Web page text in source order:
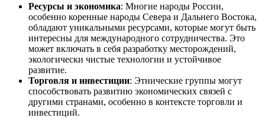
Ресурсы и экономика: Многие народы России,
особенно коренные народы Севера и Дальнего Востока,
обладают уникальными ресурсами, которые могут быть
интересны для международного сотрудничества. Это
может включать в себя разработку месторождений,
экологически чистые технологии и устойчивое
развитие.
Торговля и инвестиции: Этнические группы могут
способствовать развитию экономических связей с
другими странами, особенно в контексте торговли и
инвестиций.